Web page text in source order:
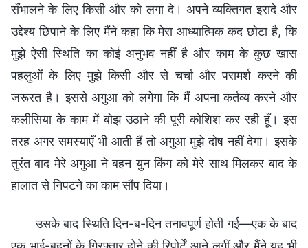
सँभालने के लिए किसी और को लगा दे। अपने व्यक्तिगत इरादे और
उद्देश्य छिपाने के लिए मैंने कहा कि मेरा आध्यात्मिक कद छोटा है, कि
मुझे ऐसी स्थिति का कोई अनुभव नहीं है और काम के कुछ खास
पहलुओं के लिए मुझे किसी और से चर्चा और परामर्श करने की
जरूरत है। इससे अगुआ को लगेगा कि मैं अपना कर्तव्य करने और
कलीसिया के काम में बोझ उठाने की पूरी कोशिश कर रही हूँ। इस
तरह अगर समस्याएँ भी आती हैं तो अगुआ मुझे दोष नहीं देगा। इसके
तुरंत बाद मेरे अगुआ ने बहन युन किंग को मेरे साथ मिलकर बाद के
हालात से निपटने का काम सौंप दिया।
उसके बाद स्थिति दिन-ब-दिन तनावपूर्ण होती गई—एक के बाद